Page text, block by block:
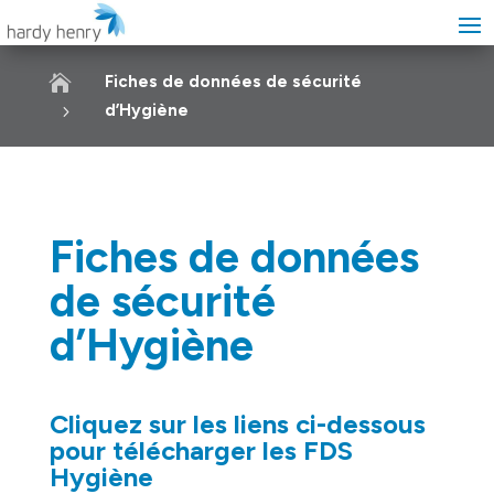

Fiches de données de sécurité
d’Hygiène
Fiches de données
de sécurité
d’Hygiène
Cliquez sur les liens ci-dessous
pour télécharger les FDS
Hygiène